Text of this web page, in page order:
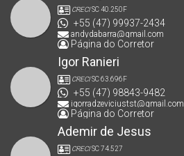
CRECISC 40.250F
+55 (47) 99937-2434
andydabarra@gmail.com
Página do Corretor
Igor Ranieri
CRECISC 63.696F
+55 (47) 98843-9482
igorradzeviciustst@gmail.com
Página do Corretor
Ademir de Jesus
CRECISC 74.527